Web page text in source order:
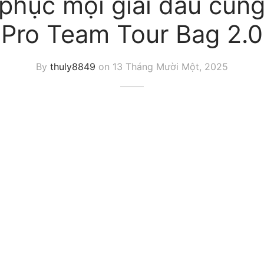
Pro Team Tour Bag 2.0
By thuly8849 on 13 Tháng Mười Một, 2025